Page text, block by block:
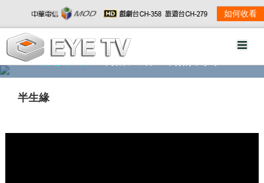
如何收看
精彩影音 劇情大綱
半生緣